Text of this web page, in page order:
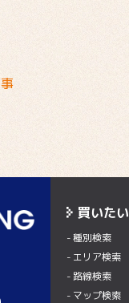
買いたい
- 種別検索
- エリア検索
- 路線検索
- マップ検索